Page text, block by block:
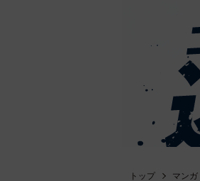
トップ マンガ